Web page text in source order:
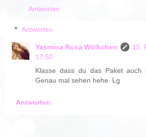
Antworten
Antworten
Yasmina Rosa Wölkchen
15.
17:50
Klasse dass du das Paket auch
Genau mal sehen hehe. Lg
Antworten